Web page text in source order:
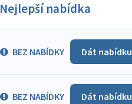
Nejlepší nabídka
BEZ NABÍDKY Dát nabídku
BEZ NABÍDKY Dát nabídku